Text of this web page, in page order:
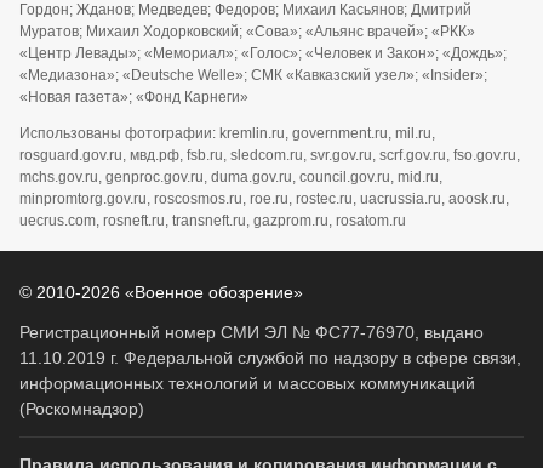
Гордон; Жданов; Медведев; Федоров; Михаил Касьянов; Дмитрий
Муратов; Михаил Ходорковский; «Сова»; «Альянс врачей»; «РКК»
«Центр Левады»; «Мемориал»; «Голос»; «Человек и Закон»; «Дождь»;
«Медиазона»; «Deutsche Welle»; СМК «Кавказский узел»; «Insider»;
«Новая газета»; «Фонд Карнеги»
Использованы фотографии: kremlin.ru, government.ru, mil.ru,
rosguard.gov.ru, мвд.рф, fsb.ru, sledcom.ru, svr.gov.ru, scrf.gov.ru, fso.gov.ru,
mchs.gov.ru, genproc.gov.ru, duma.gov.ru, council.gov.ru, mid.ru,
minpromtorg.gov.ru, roscosmos.ru, roe.ru, rostec.ru, uacrussia.ru, aoosk.ru,
uecrus.com, rosneft.ru, transneft.ru, gazprom.ru, rosatom.ru
© 2010-2026 «Военное обозрение»
Регистрационный номер СМИ ЭЛ № ФС77-76970, выдано
11.10.2019 г. Федеральной службой по надзору в сфере связи,
информационных технологий и массовых коммуникаций
(Роскомнадзор)